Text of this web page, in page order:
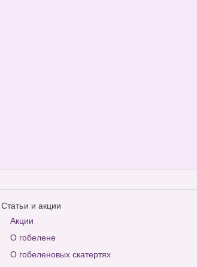
Статьи и акции
Акции
О гобелене
О гобеленовых скатертях